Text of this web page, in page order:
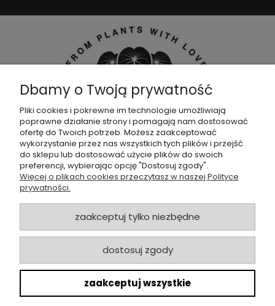
Dołącz do naszejgrupy facebookowej !
POMOC
SKLEP
Dbamy o Twoją prywatność
Pliki cookies i pokrewne im technologie umożliwiają
poprawne działanie strony i pomagają nam dostosować
ofertę do Twoich potrzeb. Możesz zaakceptować
wykorzystanie przez nas wszystkich tych plików i przejść
do sklepu lub dostosować użycie plików do swoich
preferencji, wybierając opcję "Dostosuj zgody".
Więcej o plikach cookies przeczytasz w naszej Polityce
prywatności.
zaakceptuj tylko niezbędne
dostosuj zgody
zaakceptuj wszystkie